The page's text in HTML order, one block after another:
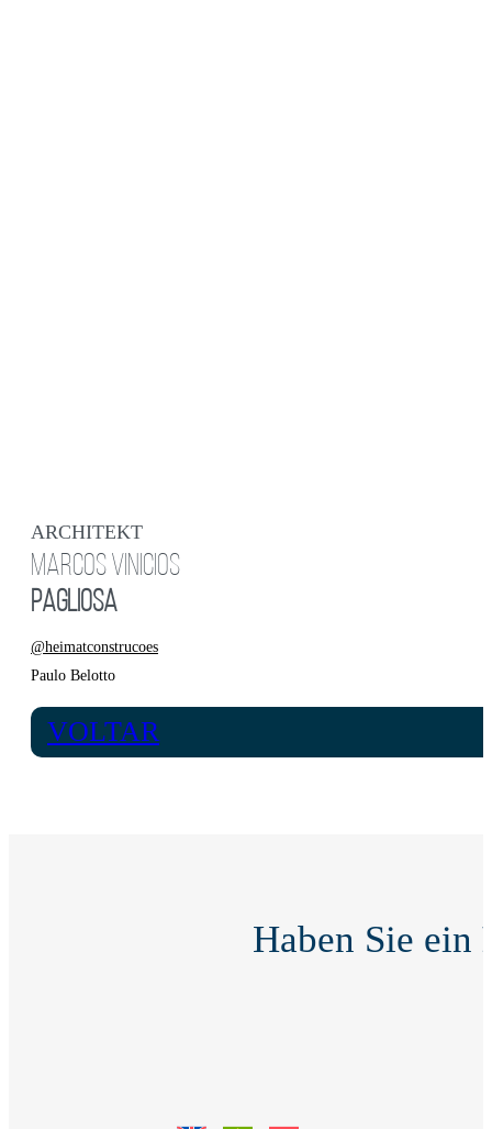
ARCHITEKT
MARCOS VINICIOS
PAGLIOSA
@heimatconstrucoes
Paulo Belotto
VOLTAR
Haben Sie ein